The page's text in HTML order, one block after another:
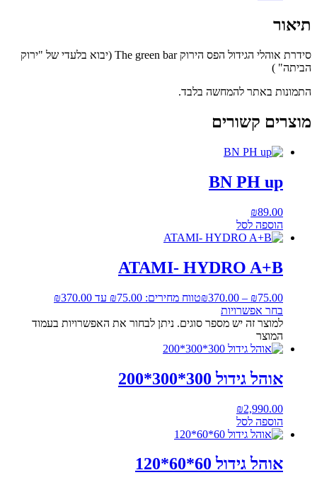
תיאור
סידרת אוהלי הגידול הפס הירוק The green bar (יבוא בלעדי של "ירוק
הביתה" )
התמונות באתר להמחשה בלבד.
מוצרים קשורים
BN PH up
₪89.00
הוספה לסל
ATAMI- HYDRO A+B
₪75.00
–
₪370.00
טווח מחירים: ⁦₪75.00⁩ עד ⁦₪370.00⁩
בחר אפשרויות
למוצר זה יש מספר סוגים. ניתן לבחור את האפשרויות בעמוד
המוצר
אוהל גידול 300*300*200
₪2,990.00
הוספה לסל
אוהל גידול 60*60*120